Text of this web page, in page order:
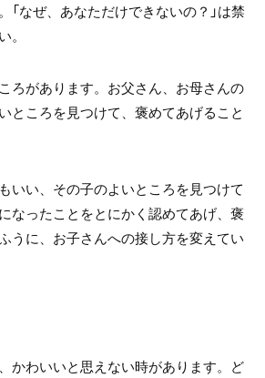
「なぜ、あなただけできないの？」は禁
。
ろがあります。お父さん、お母さんの
ところを見つけて、褒めてあげること
いい、その子のよいところを見つけて
なったことをとにかく認めてあげ、褒
うに、お子さんへの接し方を変えてい
かわいいと思えない時があります。ど